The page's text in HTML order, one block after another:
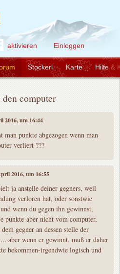
aktivieren Einloggen
Stockerl Karte Hilfe &
den computer
2016, um 16:44
man punkte abgezogen wenn man
verliert ???
2016, um 16:55
ja anstelle deiner gegners, weil
verloren hat, oder sonstwie
wenn du gegen ihn gewinnst,
punkte-aber nicht vom computer,
gegner an dessen stelle der
wenn er gewinnt, muß er daher
bekommen-irgendwie logisch und